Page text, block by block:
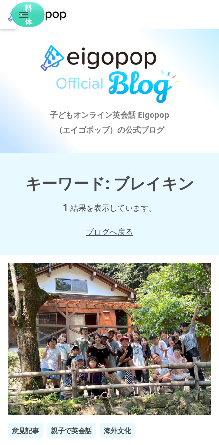
料
体
子どもオンライン英会話 Eigopop
（エイゴポップ）の公式ブログ
キーワード: ブレイキン
1 結果を表示しています。
ブログへ戻る
意見記事 親子で英会話 海外文化